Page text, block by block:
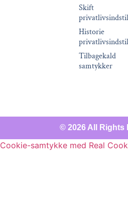
Skift
Historie
Tilbagekald
samtykker
© 2026 All Rights
Cookie-samtykke med Real